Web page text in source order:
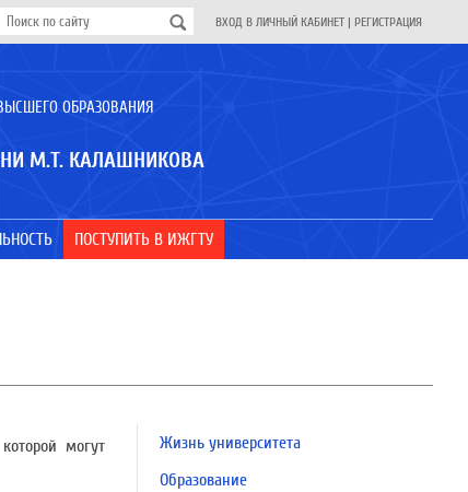
ВХОД В ЛИЧНЫЙ КАБИНЕТ | РЕГИСТРАЦИЯ
ОБРАЗОВАНИЯ
М.Т. КАЛАШНИКОВА
ПОСТУПИТЬ В ИЖГТУ
могут
Жизнь университета
Образование